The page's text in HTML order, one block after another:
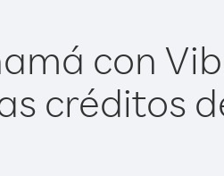
con
créditos